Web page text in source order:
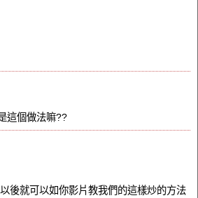
這個做法嘛??
後就可以如你影片教我們的這樣炒的方法